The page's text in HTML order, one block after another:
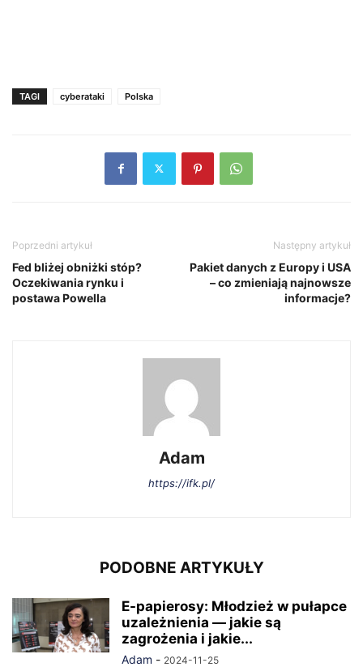
TAGI cyberataki Polska
Poprzedni artykuł
Fed bliżej obniżki stóp?
Oczekiwania rynku i
postawa Powella
Następny artykuł
Pakiet danych z Europy i USA
– co zmieniają najnowsze
informacje?
Adam
https://ifk.pl/
PODOBNE ARTYKUŁY
E-papierosy: Młodzież w pułapce
uzależnienia — jakie są
zagrożenia i jakie...
Adam - 2024-11-25